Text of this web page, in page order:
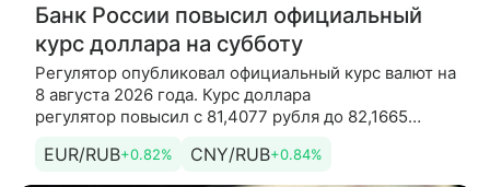
Банк России повысил официальный
курс доллара на субботу
Регулятор опубликовал официальный курс валют на
8 августа 2026 года. Курс доллара
регулятор повысил с 81,4077 рубля до 82,1665
94,0585 рубля до 94,8366 рубля. Кроме
EUR/RUB+0.82% CNY/RUB+0.84%